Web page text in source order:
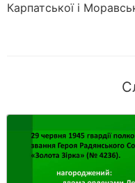
Карпатської і